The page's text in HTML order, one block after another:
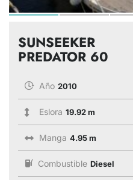
SUNSEEKER
PREDATOR 60
Año 2010
Eslora 19.92 m
Manga 4.95 m
Combustible Diesel